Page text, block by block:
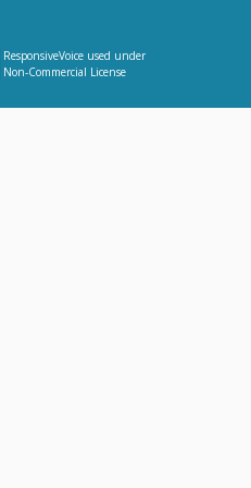
ResponsiveVoice used under
Non-Commercial License